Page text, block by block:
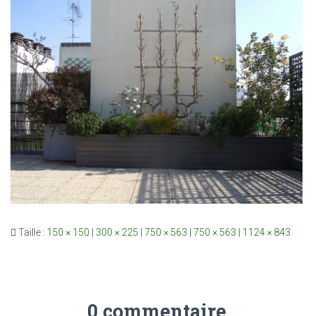
Taille : 150 × 150 | 300 × 225 | 750 × 563 | 750 × 563 | 1124 × 843
0 commentaire